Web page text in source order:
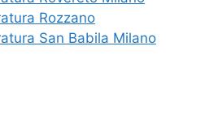
Rozzano
San Babila Milano